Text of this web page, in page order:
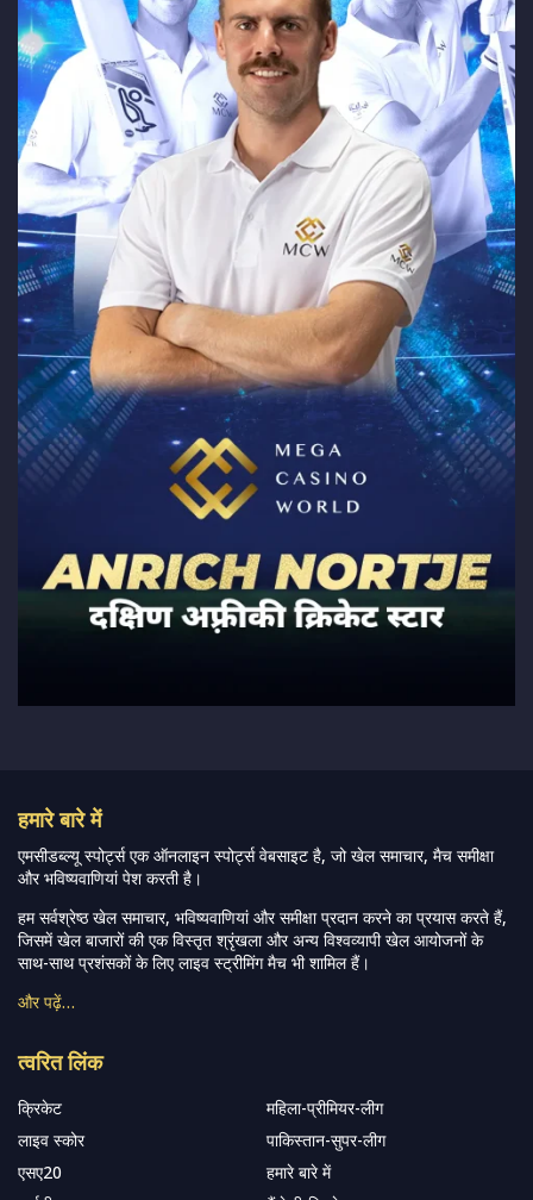
हमारे बारे में
एमसीडब्ल्यू स्पोर्ट्स एक ऑनलाइन स्पोर्ट्स वेबसाइट है, जो खेल समाचार, मैच समीक्षा
और भविष्यवाणियां पेश करती है।
हम सर्वश्रेष्ठ खेल समाचार, भविष्यवाणियां और समीक्षा प्रदान करने का प्रयास करते हैं,
जिसमें खेल बाजारों की एक विस्तृत श्रृंखला और अन्य विश्वव्यापी खेल आयोजनों के
साथ-साथ प्रशंसकों के लिए लाइव स्ट्रीमिंग मैच भी शामिल हैं।
और पढ़ें…
त्वरित लिंक
क्रिकेट
महिला-प्रीमियर-लीग
लाइव स्कोर
पाकिस्तान-सुपर-लीग
एसए20
हमारे बारे में